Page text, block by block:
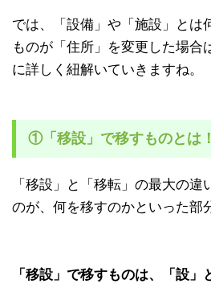
では、「設備」や「施設」とは
ものが「住所」を変更した場合
に詳しく紐解いていきますね。
①「移設」で移すものとは！
「移設」と「移転」の最大の違
のが、何を移すのかといった部
「移設」で移すものは、「設